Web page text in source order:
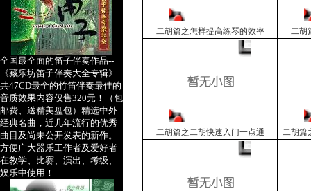
全国最全面的笛子伴奏作品--
《藏乐坊笛子伴奏大全专辑》
共47CD最全的竹笛伴奏最佳的
音质效果内容仅售320元！（包
邮费、送精美盘包）精选中外
经典名曲，近几年流行的优秀
曲目及尚未公开发表的新作。
方便广大器乐工作者及爱好者
在教学、比赛、演出、考级、
娱乐中使用！
二胡篇之怎样提高练琴的效率 二胡
二胡篇之二胡快速入门一点通 二胡篇